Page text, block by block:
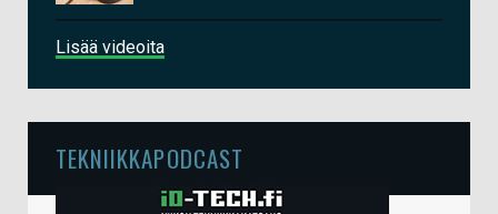
Lisää videoita
TEKNIIKKAPODCAST